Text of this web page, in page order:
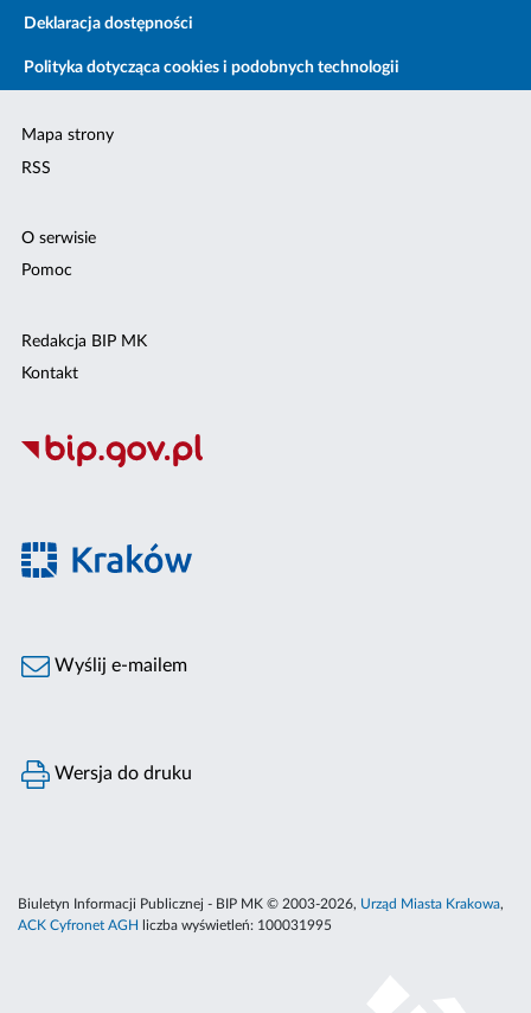
Deklaracja dostępności
Polityka dotycząca cookies i podobnych technologii
Mapa strony
RSS
O serwisie
Pomoc
Redakcja BIP MK
Kontakt
Wyślij e-mailem
Wersja do druku
Biuletyn Informacji Publicznej - BIP MK © 2003-2026, Urząd Miasta Krakowa,
ACK Cyfronet AGH
liczba wyświetleń: 100031995